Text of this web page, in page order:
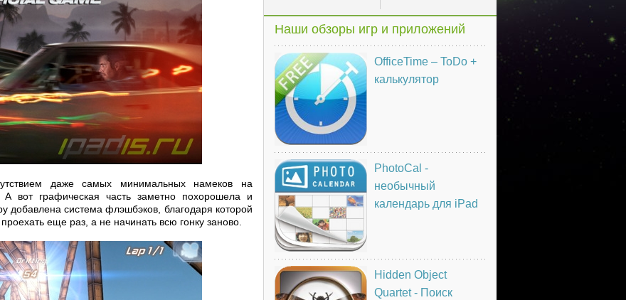
даже самых минимальных намеков на
вот графическая часть заметно похорошела и
добавлена система флэшбэков, благодаря которой
еще раз, а не начинать всю гонку заново.
Наши обзоры игр и приложений
OfficeTime – ToDo +
калькулятор
PhotoCal -
необычный
календарь для iPad
Hidden Object
Quartet - Поиск